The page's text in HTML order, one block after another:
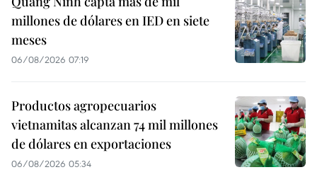
millones de dólares en IED en siete
meses
06/08/2026 07:19
Productos agropecuarios
vietnamitas alcanzan 74 mil millones
de dólares en exportaciones
06/08/2026 05:34